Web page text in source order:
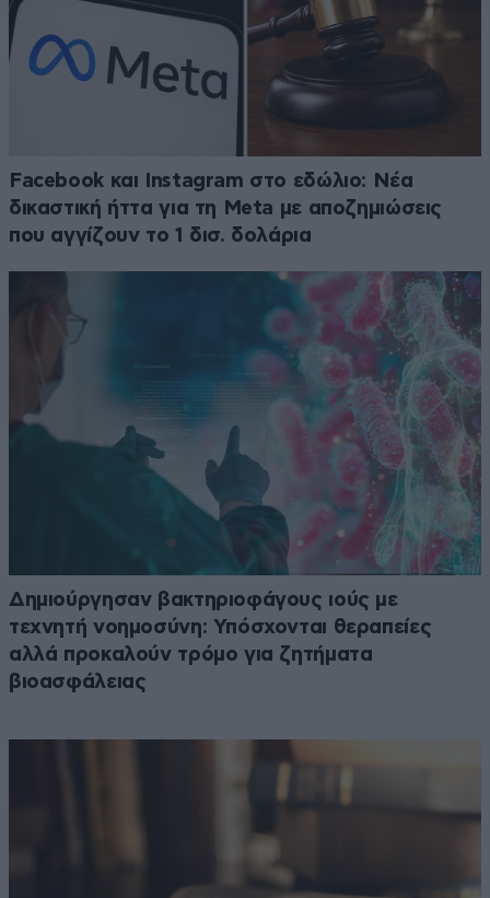
Facebook και Instagram στο εδώλιο: Νέα
δικαστική ήττα για τη Meta με αποζημιώσεις
που αγγίζουν το 1 δισ. δολάρια
Δημιούργησαν βακτηριοφάγους ιούς με
τεχνητή νοημοσύνη: Υπόσχονται θεραπείες
αλλά προκαλούν τρόμο για ζητήματα
βιοασφάλειας